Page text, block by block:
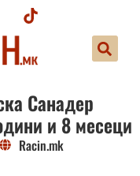
Санадер
и 8 месеци
Racin.mk